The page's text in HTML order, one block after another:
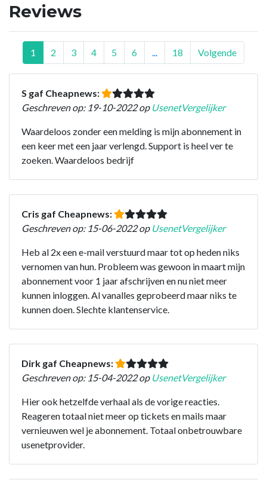
Reviews
1 2 3 4 5 6 18 Volgende
S gaf Cheapnews:
Geschreven op: 19-10-2022 op UsenetVergelijker
Waardeloos zonder een melding is mijn abonnement in
een keer met een jaar verlengd. Support is heel ver te
zoeken. Waardeloos bedrijf
Cris gaf Cheapnews:
Geschreven op: 15-06-2022 op UsenetVergelijker
Heb al 2x een e-mail verstuurd maar tot op heden niks
vernomen van hun. Probleem was gewoon in maart mijn
abonnement voor 1 jaar afschrijven en nu niet meer
kunnen inloggen. Al vanalles geprobeerd maar niks te
kunnen doen. Slechte klantenservice.
Dirk gaf Cheapnews:
Geschreven op: 15-04-2022 op UsenetVergelijker
Hier ook hetzelfde verhaal als de vorige reacties.
Reageren totaal niet meer op tickets en mails maar
vernieuwen wel je abonnement. Totaal onbetrouwbare
usenetprovider.